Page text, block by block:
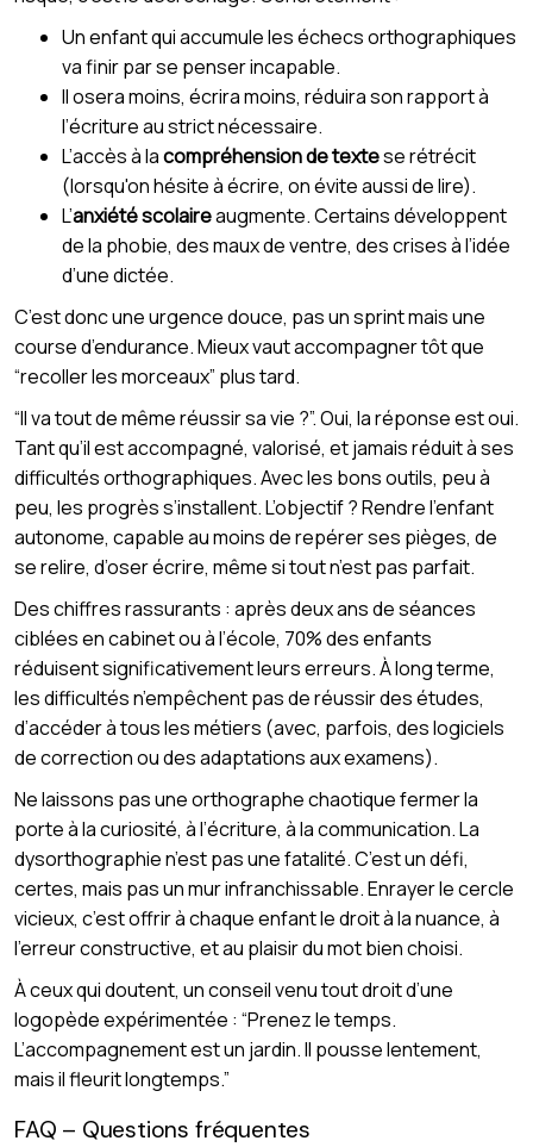
Un enfant qui accumule les échecs orthographiques
va finir par se penser incapable.
Il osera moins, écrira moins, réduira son rapport à
l’écriture au strict nécessaire.
L’accès à lacompréhension de textese rétrécit
(lorsqu'on hésite à écrire, on évite aussi de lire).
L’anxiété scolaireaugmente. Certains développent
de la phobie, des maux de ventre, des crises à l’idée
d’une dictée.
C’est donc une urgence douce, pas un sprint mais une
course d’endurance. Mieux vaut accompagner tôt que
“recoller les morceaux” plus tard.
“Il va tout de même réussir sa vie ?”. Oui, la réponse est oui.
Tant qu’il est accompagné, valorisé, et jamais réduit à ses
difficultés orthographiques. Avec les bons outils, peu à
peu, les progrès s’installent. L’objectif ? Rendre l’enfant
autonome, capable au moins de repérer ses pièges, de
se relire, d’oser écrire, même si tout n’est pas parfait.
Des chiffres rassurants : après deux ans de séances
ciblées en cabinet ou à l’école, 70% des enfants
réduisent significativement leurs erreurs. À long terme,
les difficultés n’empêchent pas de réussir des études,
d’accéder à tous les métiers (avec, parfois, des logiciels
de correction ou des adaptations aux examens).
Ne laissons pas une orthographe chaotique fermer la
porte à la curiosité, à l’écriture, à la communication. La
dysorthographie n’est pas une fatalité. C’est un défi,
certes, mais pas un mur infranchissable. Enrayer le cercle
vicieux, c’est offrir à chaque enfant le droit à la nuance, à
l’erreur constructive, et au plaisir du mot bien choisi.
À ceux qui doutent, un conseil venu tout droit d’une
logopède expérimentée : “Prenez le temps.
L’accompagnement est un jardin. Il pousse lentement,
mais il fleurit longtemps.”
FAQ – Questions fréquentes